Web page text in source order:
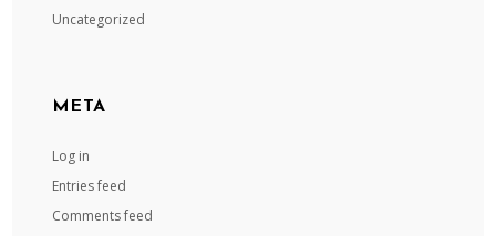
Uncategorized
META
Log in
Entries feed
Comments feed